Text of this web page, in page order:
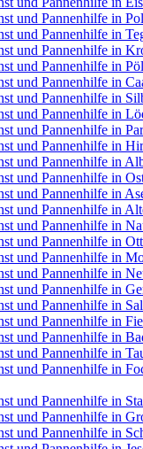
und Pannenhilfe in
und Pannenhilfe in
und Pannenhilfe in
und Pannenhilfe in
und Pannenhilfe in
und Pannenhilfe in
und Pannenhilfe in
und Pannenhilfe in
und Pannenhilfe in
und Pannenhilfe in
und Pannenhilfe in
und Pannenhilfe in
und Pannenhilfe in
und Pannenhilfe in
und Pannenhilfe in
und Pannenhilfe in
und Pannenhilfe in
und Pannenhilfe in
und Pannenhilfe in
und Pannenhilfe in
und Pannenhilfe in
und Pannenhilfe in
und Pannenhilfe in
und Pannenhilfe in
und Pannenhilfe in
und Pannenhilfe in